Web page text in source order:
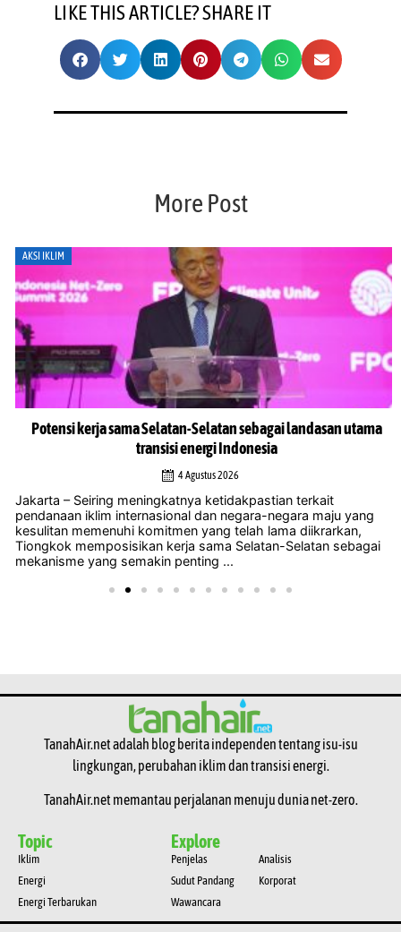
LIKE THIS ARTICLE? SHARE IT
More Post
AKSI IKLIM
Potensi kerja sama Selatan-Selatan sebagai landasan utama
transisi energi Indonesia
4 Agustus 2026
Jakarta – Seiring meningkatnya ketidakpastian terkait
pendanaan iklim internasional dan negara-negara maju yang
kesulitan memenuhi komitmen yang telah lama diikrarkan,
Tiongkok memposisikan kerja sama Selatan-Selatan sebagai
mekanisme yang semakin penting ...
TanahAir.net adalah blog berita independen tentang isu-isu
lingkungan, perubahan iklim dan transisi energi.
TanahAir.net memantau perjalanan menuju dunia net-zero.
Topic
Iklim
Energi
Energi Terbarukan
Explore
Penjelas
Sudut Pandang
Wawancara
Analisis
Korporat